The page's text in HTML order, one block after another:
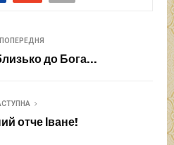
ПОПЕРЕДНЯ
до Бога…
отче Іване!